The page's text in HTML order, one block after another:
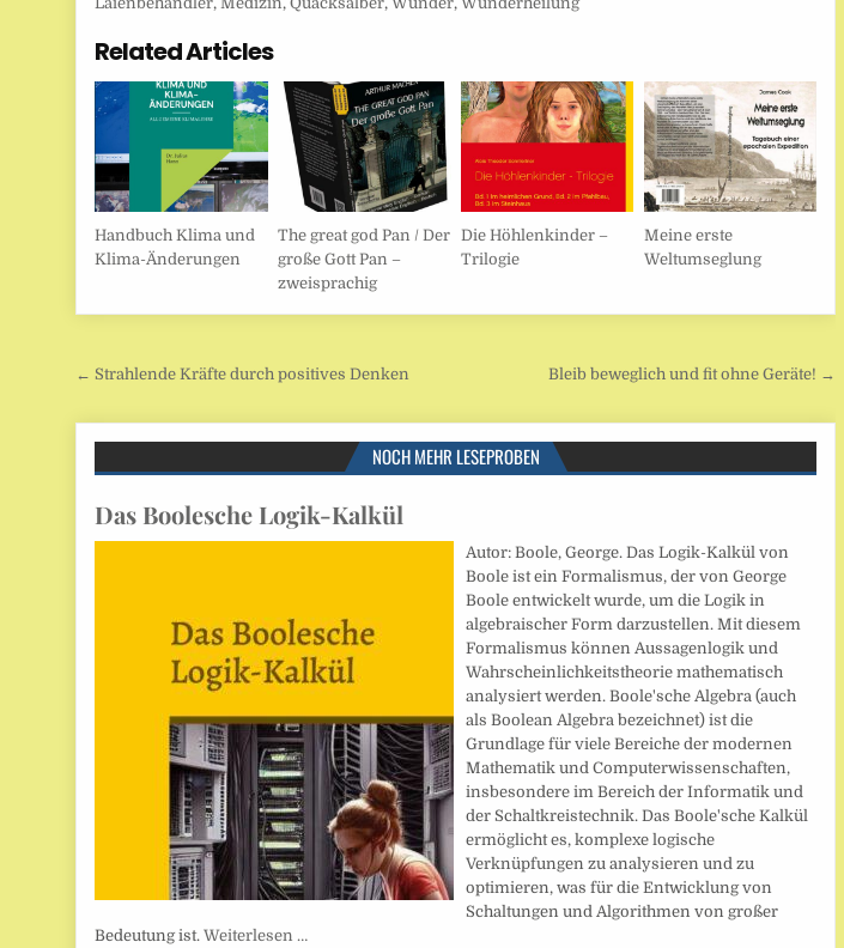
Related Articles
Handbuch Klima und
Klima-Änderungen
The great god Pan / Der
große Gott Pan –
zweisprachig
Die Höhlenkinder –
Trilogie
Meine erste
Weltumseglung
Beitragsnavigation
← Strahlende Kräfte durch positives Denken Bleib beweglich und fit ohne Geräte! →
NOCH MEHR LESEPROBEN
Das Boolesche Logik-Kalkül
Autor: Boole, George. Das Logik-Kalkül von
Boole ist ein Formalismus, der von George
Boole entwickelt wurde, um die Logik in
algebraischer Form darzustellen. Mit diesem
Formalismus können Aussagenlogik und
Wahrscheinlichkeitstheorie mathematisch
analysiert werden. Boole'sche Algebra (auch
als Boolean Algebra bezeichnet) ist die
Grundlage für viele Bereiche der modernen
Mathematik und Computerwissenschaften,
insbesondere im Bereich der Informatik und
der Schaltkreistechnik. Das Boole'sche Kalkül
ermöglicht es, komplexe logische
Verknüpfungen zu analysieren und zu
optimieren, was für die Entwicklung von
Schaltungen und Algorithmen von großer
Bedeutung ist.Weiterlesen …